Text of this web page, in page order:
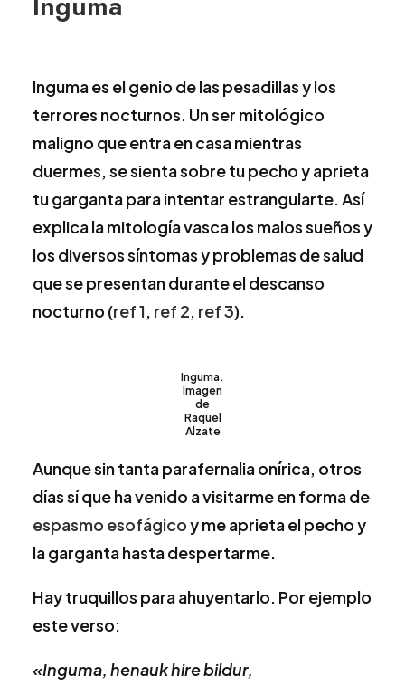
Inguma es el genio de las pesadillas y los
terrores nocturnos. Un ser mitológico
maligno que entra en casa mientras
duermes, se sienta sobre tu pecho y aprieta
tu garganta para intentar estrangularte. Así
explica la mitología vasca los malos sueños y
los diversos síntomas y problemas de salud
que se presentan durante el descanso
nocturno (ref 1, ref 2, ref 3).
Inguma.
Imagen
de
Raquel
Alzate
Aunque sin tanta parafernalia onírica, otros
días sí que ha venido a visitarme en forma de
espasmo esofágicoy me aprieta el pecho y
la garganta hasta despertarme.
Hay truquillos para ahuyentarlo. Por ejemplo
este verso:
«Inguma, henauk hire bildur,